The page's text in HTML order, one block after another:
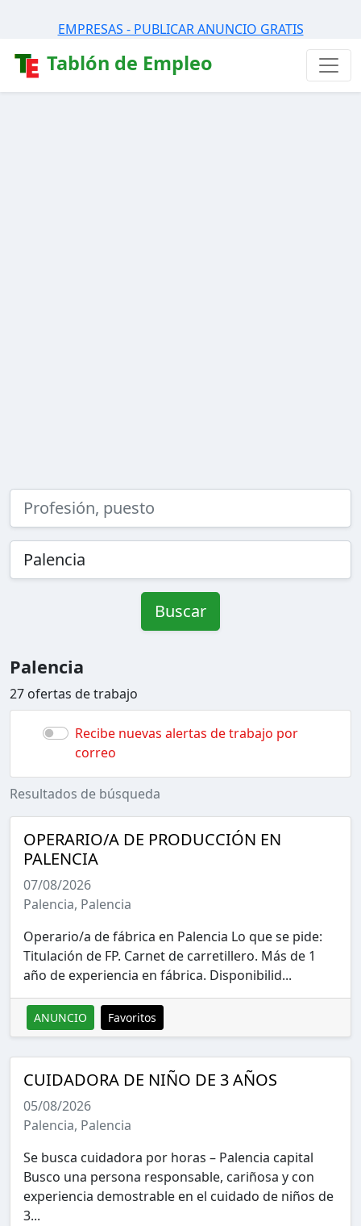
EMPRESAS - PUBLICAR ANUNCIO GRATIS
Tablón de Empleo
Buscar
Palencia
27 ofertas de trabajo
Recibe nuevas alertas de trabajo por
correo
Resultados de búsqueda
OPERARIO/A DE PRODUCCIÓN EN
PALENCIA
07/08/2026
Palencia, Palencia
Operario/a de fábrica en Palencia Lo que se pide:
Titulación de FP. Carnet de carretillero. Más de 1
año de experiencia en fábrica. Disponibilid...
ANUNCIO Favoritos
CUIDADORA DE NIÑO DE 3 AÑOS
05/08/2026
Palencia, Palencia
Se busca cuidadora por horas – Palencia capital
Busco una persona responsable, cariñosa y con
experiencia demostrable en el cuidado de niños de
3...